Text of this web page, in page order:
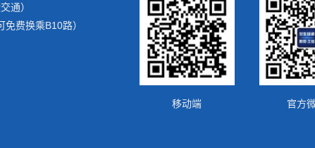
通）
费换乘B10路）
移动端 官方